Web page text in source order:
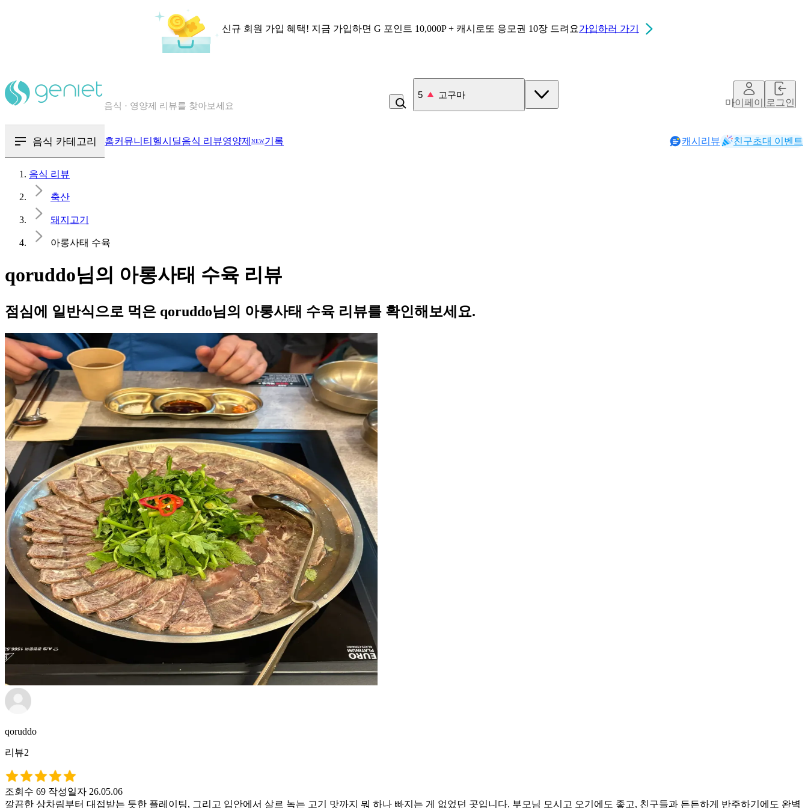
신규 회원 가입 혜택! 지금 가입하면 G 포인트 10,000P + 캐시로또 응모권 10장 드려요가입하러 가기
칼로리와 영양성분을 검색해보세요
6 김치
마이페이지로그인
음식 카테고리 홈커뮤니티 헬시딜음식 리뷰영양제 NEW기록 캐시리뷰 친구초대 이벤트
음식 리뷰
축산
돼지고기
아롱사태 수육
qoruddo님의 아롱사태 수육 리뷰
점심에 일반식으로 먹은 qoruddo님의 아롱사태 수육 리뷰를 확인해보세요.
qoruddo
리뷰2
조회수 69 작성일자 26.05.06
깔끔한 상차림부터 대접받는 듯한 플레이팅, 그리고 입안에서 살르 녹는 고기 맛까지 뭐 하나 빠지는 게 없었던 곳입니다. 부모님 모시고 오기에도 좋고, 친구들과 든든하게 반주하기에도 완벽